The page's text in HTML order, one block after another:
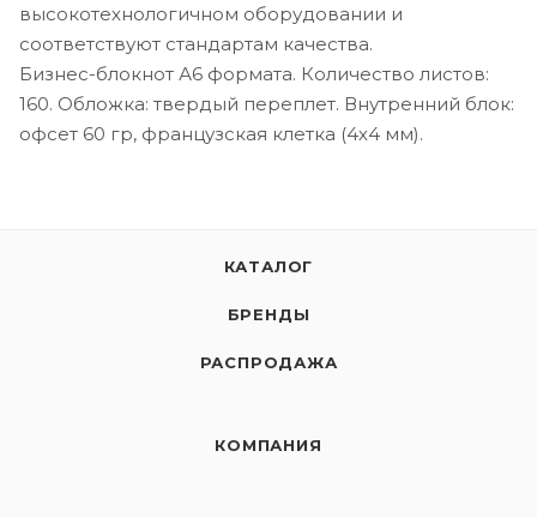
высокотехнологичном оборудовании и
соответствуют стандартам качества.
Бизнес-блокнот А6 формата. Количество листов:
160. Обложка: твердый переплет. Внутренний блок:
офсет 60 гр, французская клетка (4х4 мм).
КАТАЛОГ
БРЕНДЫ
РАСПРОДАЖА
КОМПАНИЯ